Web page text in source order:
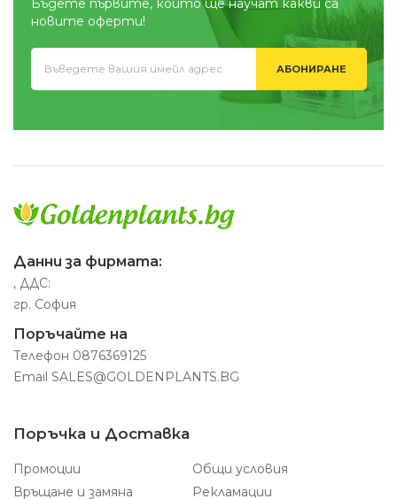
Бъдете първите, които ще научат какви са
новите оферти!
АБОНИРАНЕ
Данни за фирмата:
, ДДС:
гр. София
Поръчайте на
Телефон 0876369125
Email SALES@GOLDENPLANTS.BG
Поръчка и Доставка
Промоции
Общи условия
Връщане и замяна
Рекламации